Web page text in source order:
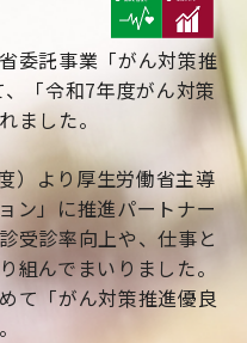
委託事業「がん対策推
「令和7年度がん対策
ました。
）より厚生労働省主導
ン」に推進パートナー
受診率向上や、仕事と
組んでまいりました。
て「がん対策推進優良